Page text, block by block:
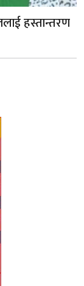
हस्तान्तरण